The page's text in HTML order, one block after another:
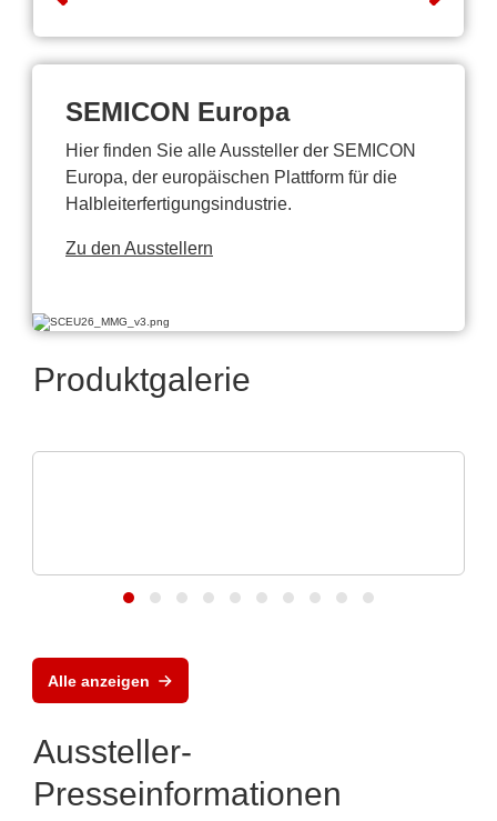
SEMICON Europa
Hier finden Sie alle Aussteller der SEMICON
Europa, der europäischen Plattform für die
Halbleiterfertigungsindustrie.
Zu den Ausstellern
Produktgalerie
Alle anzeigen
Aussteller-
Presseinformationen